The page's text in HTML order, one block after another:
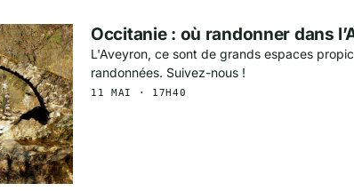
Occitanie : où randonner dans
L'Aveyron, ce sont de grands espaces
randonnées. Suivez-nous !
11 MAI · 17H40